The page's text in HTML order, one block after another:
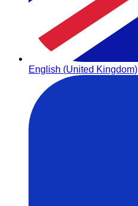
English (United Kingdom)